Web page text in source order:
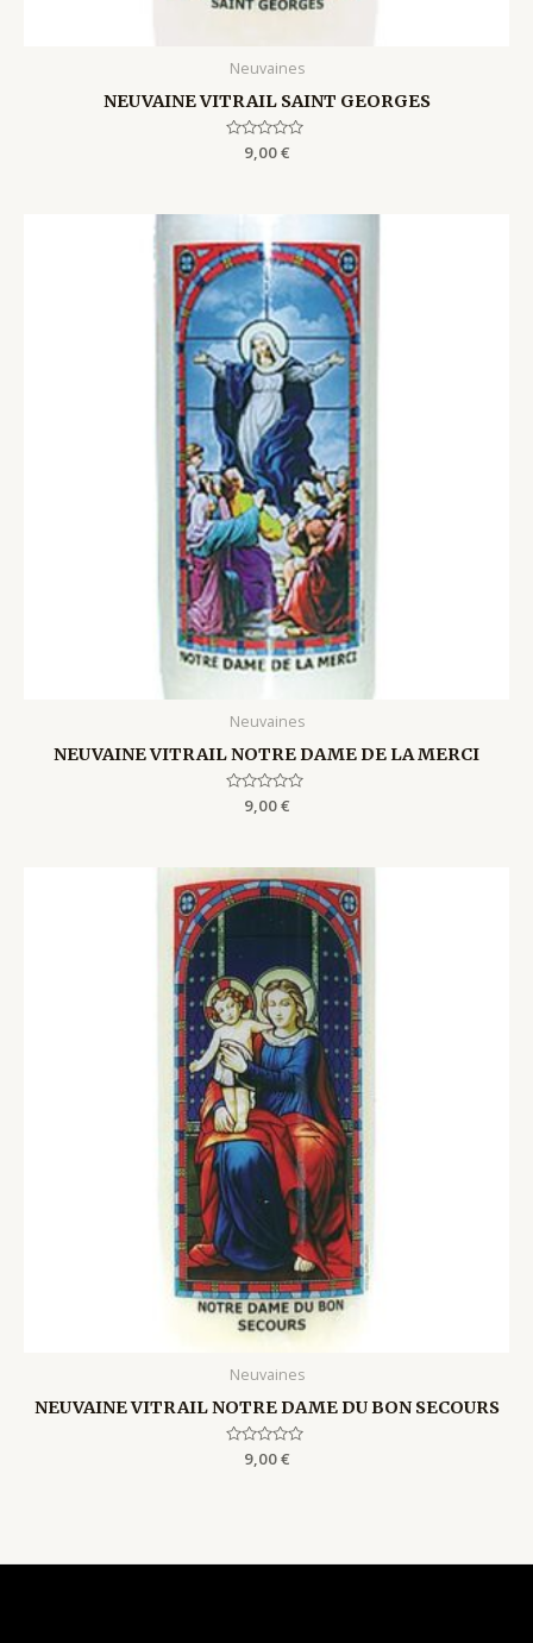
Neuvaines
NEUVAINE VITRAIL SAINT GEORGES
Rated
9,00€
Neuvaines
NEUVAINE VITRAIL NOTRE DAME DE LA MERCI
Rated
9,00€
Neuvaines
NEUVAINE VITRAIL NOTRE DAME DU BON SECOURS
Rated
9,00€